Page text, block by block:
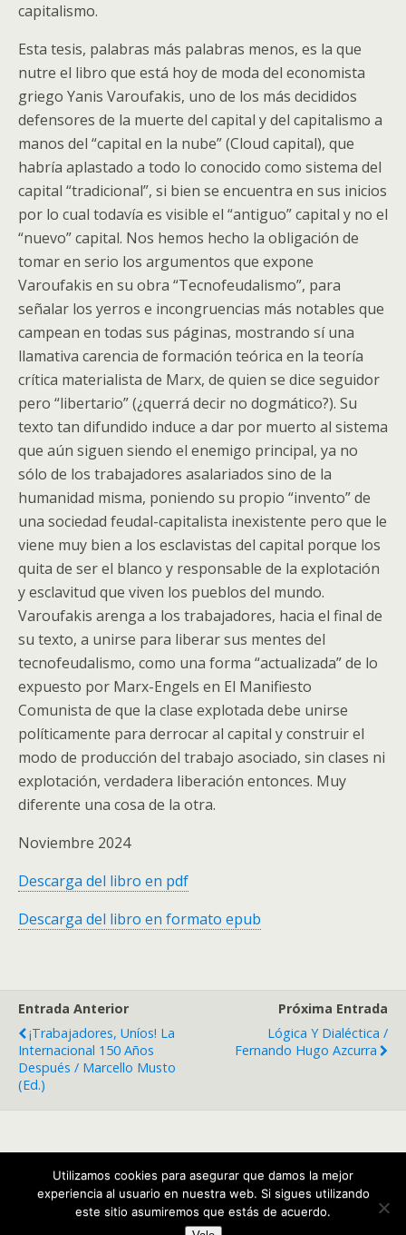
capitalismo.
Esta tesis, palabras más palabras menos, es la que
nutre el libro que está hoy de moda del economista
griego Yanis Varoufakis, uno de los más decididos
defensores de la muerte del capital y del capitalismo a
manos del “capital en la nube” (Cloud capital), que
habría aplastado a todo lo conocido como sistema del
capital “tradicional”, si bien se encuentra en sus inicios
por lo cual todavía es visible el “antiguo” capital y no el
“nuevo” capital. Nos hemos hecho la obligación de
tomar en serio los argumentos que expone
Varoufakis en su obra “Tecnofeudalismo”, para
señalar los yerros e incongruencias más notables que
campean en todas sus páginas, mostrando sí una
llamativa carencia de formación teórica en la teoría
crítica materialista de Marx, de quien se dice seguidor
pero “libertario” (¿querrá decir no dogmático?). Su
texto tan difundido induce a dar por muerto al sistema
que aún siguen siendo el enemigo principal, ya no
sólo de los trabajadores asalariados sino de la
humanidad misma, poniendo su propio “invento” de
una sociedad feudal-capitalista inexistente pero que le
viene muy bien a los esclavistas del capital porque los
quita de ser el blanco y responsable de la explotación
y esclavitud que viven los pueblos del mundo.
Varoufakis arenga a los trabajadores, hacia el final de
su texto, a unirse para liberar sus mentes del
tecnofeudalismo, como una forma “actualizada” de lo
expuesto por Marx-Engels en El Manifiesto
Comunista de que la clase explotada debe unirse
políticamente para derrocar al capital y construir el
modo de producción del trabajo asociado, sin clases ni
explotación, verdadera liberación entonces. Muy
diferente una cosa de la otra.
Noviembre 2024
Descarga del libro en pdf
Descarga del libro en formato epub
Entrada Anterior
¡Trabajadores, Uníos! La
Internacional 150 Años
Después / Marcello Musto
(ed.)
Próxima Entrada
Lógica Y Dialéctica /
Fernando Hugo Azcurra
Móvil Escritorio
Utilizamos cookies para asegurar que damos la mejor
experiencia al usuario en nuestra web. Si sigues utilizando
este sitio asumiremos que estás de acuerdo.